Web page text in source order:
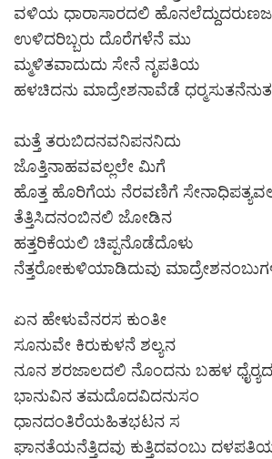
ವಳಿಯ ಧಾರಾಸಾರದಲಿ
ಉಳಿದರಿಬ್ಬರು ದೊರೆಗಳೆನೆ ಮು
ಮ್ಮಳಿತವಾದುದು ಸೇನೆ ನೃಪತಿಯ
ಹಳಚಿದನು ಮಾದ್ರೇಶನಾವೆಡೆ
ಮತ್ತೆ ತರುಬಿದನವನಿಪನನಿದು
ಜೊತ್ತಿನಾಹವವಲ್ಲಲೇ ಮಿಗೆ
ಹೊತ್ತ ಹೊರಿಗೆಯ ನೆರವಣಿಗೆ
ತೆತ್ತಿಸಿದನಂಬಿನಲಿ ಜೋಡಿನ
ಹತ್ತರಿಕೆಯಲಿ ಚಿಪ್ಪನೊಡೆದೊಳು
ನೆತ್ತರೋಕುಳಿಯಾಡಿದುವು
ಏನ ಹೇಳುವೆನರಸ ಕುಂತೀ
ಸೂನುವೇ ಕಿರುಕುಳನೆ ಶಲ್ಯನ
ನೂನ ಶರಜಾಲದಲಿ ನೊಂದನು ಬಹಳ
ಭಾನುವಿನ ತಮದೊದವಿದನುಸಂ
ಧಾನದಂತಿರೆಯಹಿತಭಟನ ಸ
ಘಾನತೆಯನೆತ್ತಿದವು ಕುತ್ತಿದವಂಬು